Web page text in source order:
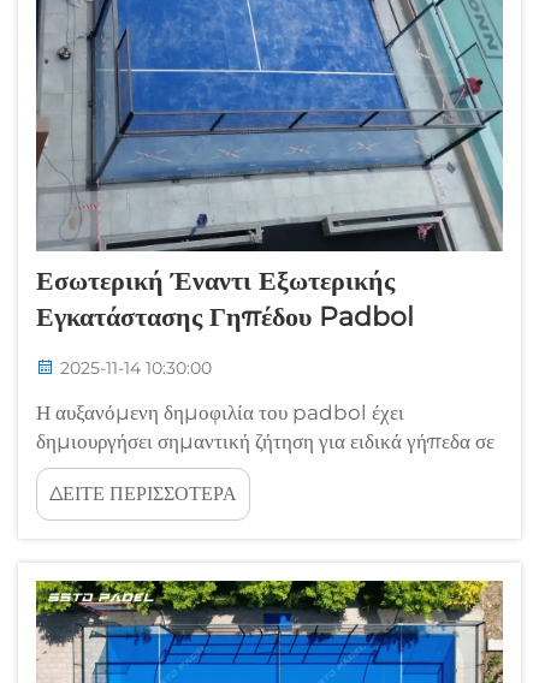
Εσωτερική Έναντι Εξωτερικής
Εγκατάστασης Γηπέδου Padbol
2025-11-14 10:30:00
Η αυξανόμενη δημοφιλία του padbol έχει
δημιουργήσει σημαντική ζήτηση για ειδικά γήπεδα σε
διάφορα περιβάλλοντα. Αν πρόκειται για εμπορική
εγκατάσταση ή ιδιωτική κατασκευή, η κατανόηση των
βασικών διαφορών μεταξύ εσωτερικών...
ΔΕΙΤΕ ΠΕΡΙΣΣΟΤΕΡΑ